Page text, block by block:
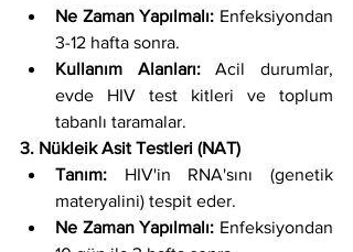
Ne Zaman Yapılmalı: Enfeksiyondan
3-12 hafta sonra.
Kullanım Alanları: Acil durumlar,
evde HIV test kitleri ve toplum
tabanlı taramalar.
3. Nükleik Asit Testleri (NAT)
Tanım: HIV'in RNA'sını (genetik
materyalini) tespit eder.
Ne Zaman Yapılmalı: Enfeksiyondan